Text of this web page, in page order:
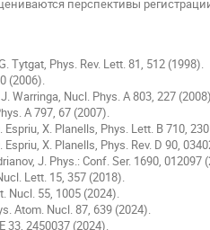
перспективы
Tytgat, Phys. Rev. Lett. 81, 512 (1998).
(2006).
Warringa, Nucl. Phys. A 803, 227
A 797, 67 (2007).
Espriu, X. Planells, Phys. Lett. B 710,
Espriu, X. Planells, Phys. Rev. D 90,
J. Phys.: Conf. Ser. 1690, 012097
Lett. 15, 357 (2018).
Nucl. 55, 1005 (2024).
Atom. Nucl. 87, 639 (2024).
33, 2450037 (2024).